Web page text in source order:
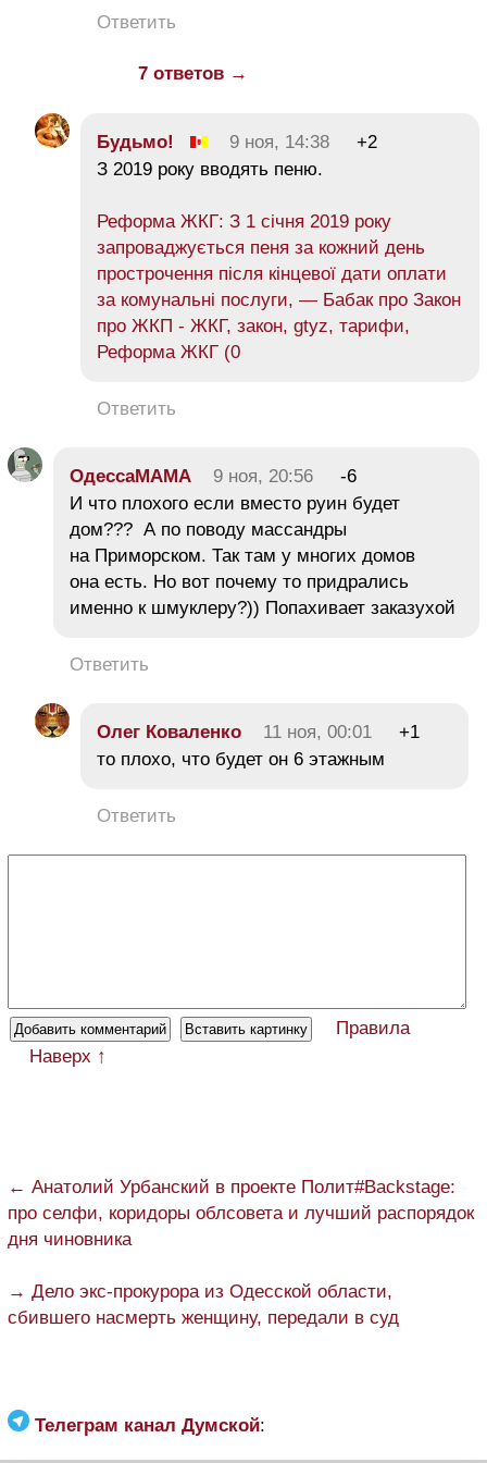
Ответить
7 ответов →
Будьмо! 9 ноя, 14:38
+2
З 2019 року вводять пеню.
Реформа ЖКГ: З 1 січня 2019 року
запроваджується пеня за кожний день
прострочення після кінцевої дати оплати
за комунальні послуги, — Бабак про Закон
про ЖКП - ЖКГ, закон, gtyz, тарифи,
Реформа ЖКГ (0
Ответить
ОдессаМАМА 9 ноя, 20:56
-6
И что плохого если вместо руин будет
дом??? А по поводу массандры
на Приморском. Так там у многих домов
она есть. Но вот почему то придрались
именно к шмуклеру?)) Попахивает заказухой
Ответить
Олег Коваленко 11 ноя, 00:01
+1
то плохо, что будет он 6 этажным
Ответить
Правила
Наверх ↑
← Анатолий Урбанский в проекте Полит#Backstage:
про селфи, коридоры облсовета и лучший распорядок
дня чиновника
→ Дело экс-прокурора из Одесской области,
сбившего насмерть женщину, передали в суд
Телеграм канал Думской: